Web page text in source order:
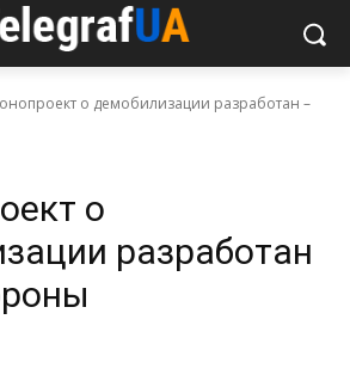
о демобилизации разработан –
о
разработан